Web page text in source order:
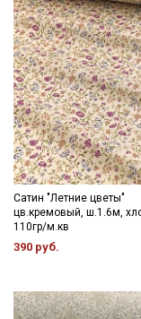
Сатин "Летние цветы"
цв.кремовый, ш.1.6м,
110гр/м.кв
390 руб.
ДаюСогласие